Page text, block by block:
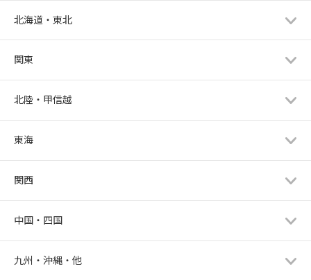
北海道・東北
関東
北陸・甲信越
東海
関西
中国・四国
九州・沖縄・他